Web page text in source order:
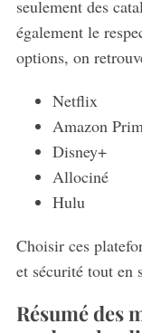
seulement des
également le
options, on
Netflix
Amazon
Disney+
Allociné
Hulu
Choisir ces
et sécurité tout en
Résumé des